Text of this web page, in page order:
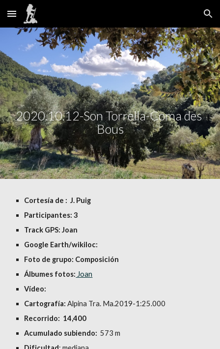
Skip to main content Skip to navigation
2020.10.12-Son Torrella-Coma des
Bous
Cortesía de :  J. Puig
Participantes: 3
Track GPS: Joan
Google Earth/wikiloc:
Foto de grupo: Composición
Álbumes fotos: Joan
Vídeo:
Cartografía: Alpina Tra. Ma.2019-1:25.000
Recorrido:  14,400
Acumulado subiendo:
  573 m